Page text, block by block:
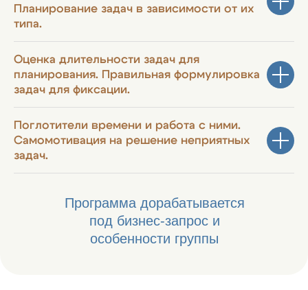
Планирование задач в зависимости от их
типа.
Оценка длительности задач для
планирования. Правильная формулировка
задач для фиксации.
Поглотители времени и работа с ними.
Самомотивация на решение неприятных
задач.
Программа дорабатывается
под бизнес-запрос и
особенности группы